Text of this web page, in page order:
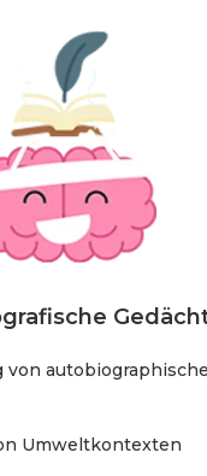
von
Umweltkontexten